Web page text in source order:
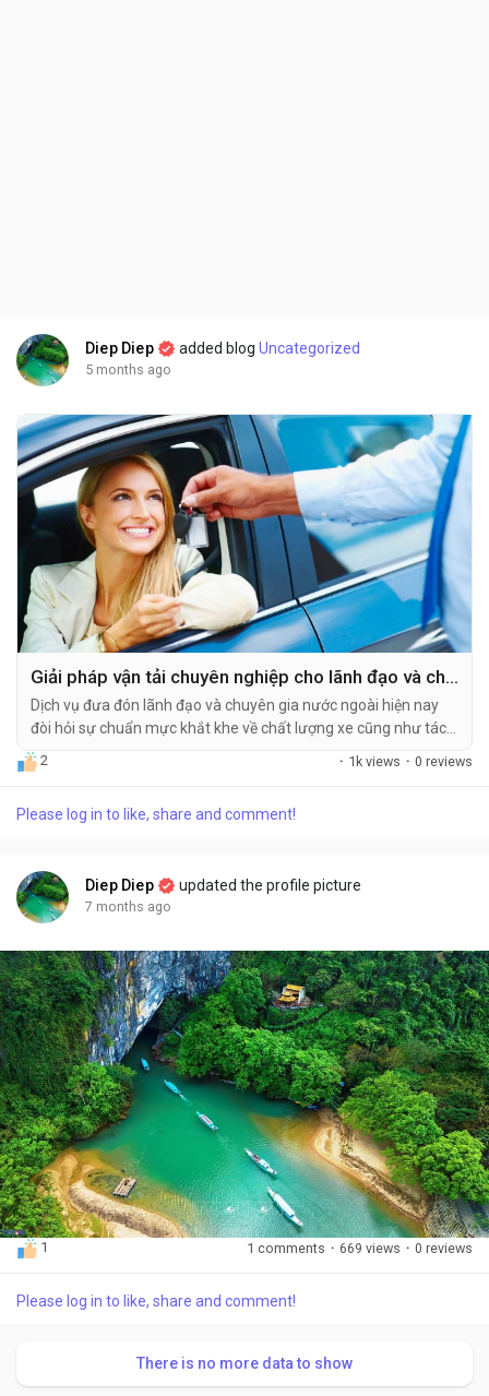
Diep Diep added blog Uncategorized
5 months ago
Giải pháp vận tải chuyên nghiệp cho lãnh đạo và chuyên gia nước ngoài
Dịch vụ đưa đón lãnh đạo và chuyên gia nước ngoài hiện nay
đòi hỏi sự chuẩn mực khắt khe về chất lượng xe cũng như tác
phong phục vụ chuyên nghiệp của tài xế. Tùy vào quy mô
doanh nghiệp, quý khách có thể linh động lựa chọn các dòng xe
2 · 1k views · 0 reviews
Please log in to like, share and comment!
Diep Diep updated the profile picture
7 months ago
1 1 comments · 669 views · 0 reviews
Please log in to like, share and comment!
There is no more data to show